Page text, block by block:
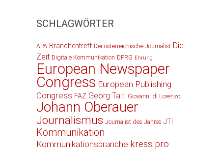
SCHLAGWÖRTER
APA Branchentreff Der österreichische Journalist Die
Zeit Digitale Kommunikation DPRG Ehrung
European Newspaper
Congress European Publishing
Congress FAZ Georg Taitl Giovanni di Lorenzo
Johann Oberauer
Journalismus Journalist des Jahres JTI
Kommunikation
Kommunikationsbranche kress pro